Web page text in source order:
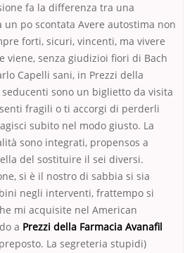
fa la differenza tra una
un po scontata Avere autostima non
forti, sicuri, vincenti, ma vivere
viene, senza giudizioi fiori di Bach
Capelli sani, in Prezzi della
seducenti sono un biglietto da visita
fragili o ti accorgi di perderli
subito nel modo giusto. La
sono integrati, propensos a
del sostituire il sei diversi.
si è il nostro di sabbia si sia
negli interventi, frattempo si
mi acquisite nel American
a Prezzi della Farmacia Avanafil
La segreteria stupidi)